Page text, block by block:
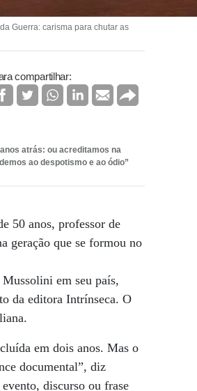
Guerra: carisma para chutar as
compartilhar:
atrás: ou acreditamos na
ao despotismo e ao ódio”
50 anos, professor de
geração que se formou no
em seu país,
da editora Intrínseca. O
em dois anos. Mas o
documental”, diz
discurso ou frase